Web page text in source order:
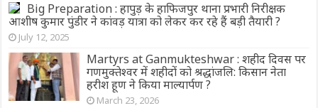
Big Preparation : हापुड़ के हाफिजपुर थाना प्रभारी निरीक्षक
आशीष कुमार पुंडीर ने कांवड़ यात्रा को लेकर कर रहे हैं बड़ी तैयारी ?
July 12, 2025
Martyrs at Ganmukteshwar : शहीद दिवस पर
गणमुक्तेश्वर में शहीदों को श्रद्धांजलि: किसान नेता
हरीश हूण ने किया माल्यार्पण ?
March 23, 2026